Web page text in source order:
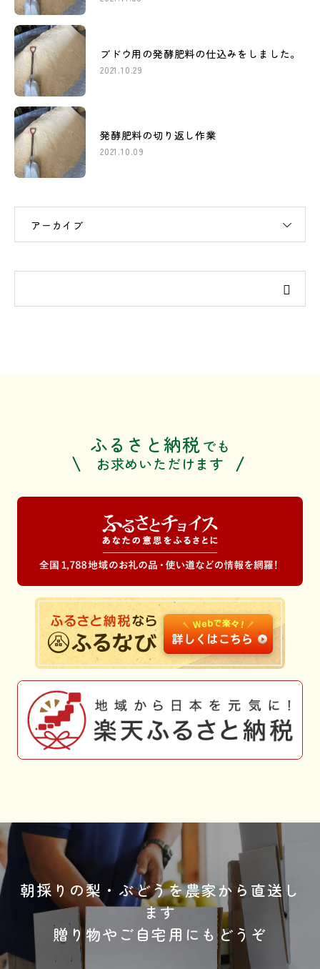
ブドウ用の発酵肥料の仕込みをしました。
2021.10.29
発酵肥料の切り返し作業
2021.10.09
アーカイブ
ふるさと納税でも
お求めいただけます
朝採りの梨・ぶどうを農家から直送し
ます
贈り物やご自宅用にもどうぞ